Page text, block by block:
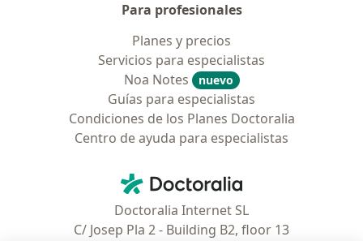
Para profesionales
Planes y precios
Servicios para especialistas
Noa Notes
nuevo
Guías para especialistas
Condiciones de los Planes Doctoralia
Centro de ayuda para especialistas
Doctoralia - Página de inicio
Doctoralia Internet SL
C/ Josep Pla 2 - Building B2, floor 13